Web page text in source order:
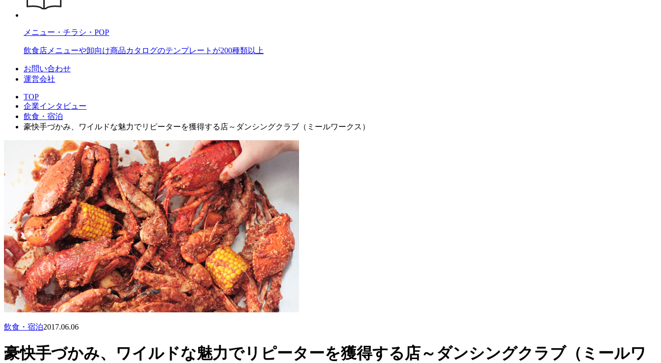
メニュー・チラシ・POP
飲食店メニューや卸向け商品カタログのテンプレートが200種類以上
お問い合わせ
運営会社
TOP
企業インタビュー
飲食・宿泊
豪快手づかみ、ワイルドな魅力でリピーターを獲得する店～ダンシングクラブ（ミールワークス）
飲食・宿泊2017.06.06
豪快手づかみ、ワイルドな魅力でリピーターを獲得する店～ダンシングクラブ（ミールワ